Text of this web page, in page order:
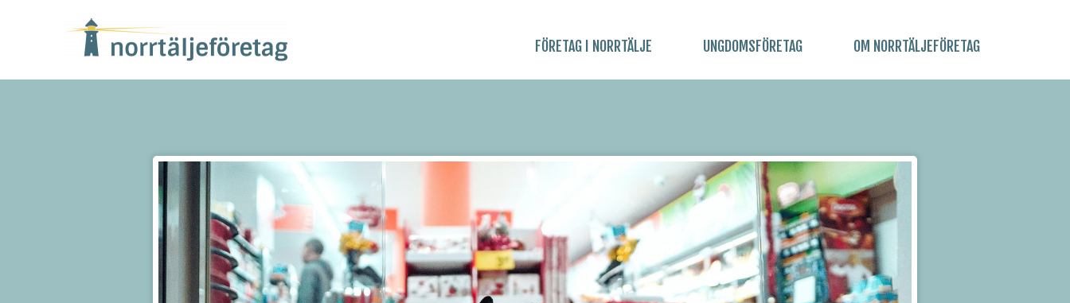
FÖRETAG I NORRTÄLJE UNGDOMSFÖRETAG OM NORRTÄLJEFÖRETAG